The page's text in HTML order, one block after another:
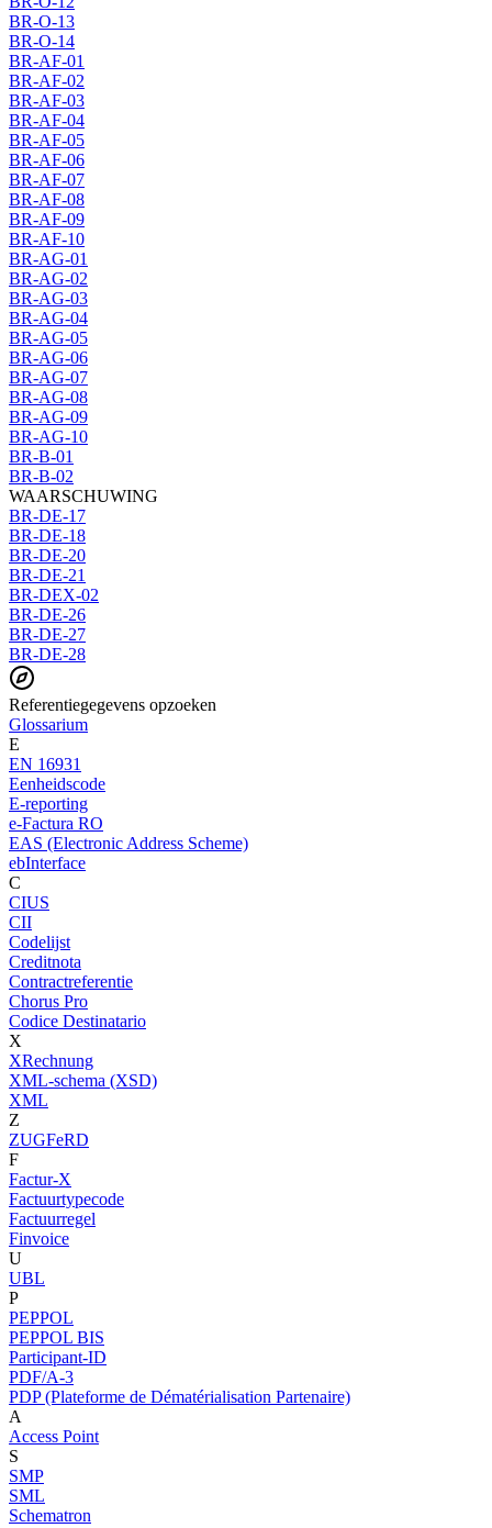
BR-O-13
BR-O-14
BR-AF-01
BR-AF-02
BR-AF-03
BR-AF-04
BR-AF-05
BR-AF-06
BR-AF-07
BR-AF-08
BR-AF-09
BR-AF-10
BR-AG-01
BR-AG-02
BR-AG-03
BR-AG-04
BR-AG-05
BR-AG-06
BR-AG-07
BR-AG-08
BR-AG-09
BR-AG-10
BR-B-01
BR-B-02
WAARSCHUWING
BR-DE-17
BR-DE-18
BR-DE-20
BR-DE-21
BR-DEX-02
BR-DE-26
BR-DE-27
BR-DE-28
Referentiegegevens opzoeken
Glossarium
E
EN 16931
Eenheidscode
E-reporting
e-Factura RO
EAS (Electronic Address Scheme)
ebInterface
C
CIUS
CII
Codelijst
Creditnota
Contractreferentie
Chorus Pro
Codice Destinatario
X
XRechnung
XML-schema (XSD)
XML
Z
ZUGFeRD
F
Factur-X
Factuurtypecode
Factuurregel
Finvoice
U
UBL
P
PEPPOL
PEPPOL BIS
Participant-ID
PDF/A-3
PDP (Plateforme de Dématérialisation Partenaire)
A
Access Point
S
SMP
SML
Schematron